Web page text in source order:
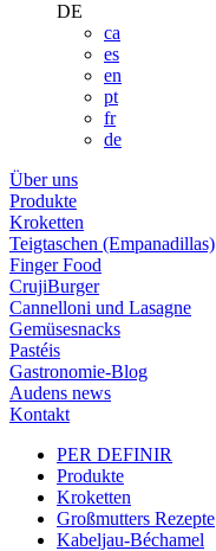
DE
ca
es
en
pt
fr
de
Über uns
Produkte
Kroketten
Teigtaschen (Empanadillas)
Finger Food
CrujiBurger
Cannelloni und Lasagne
Gemüsesnacks
Pastéis
Gastronomie-Blog
Audens news
Kontakt
PER DEFINIR
Produkte
Kroketten
Großmutters Rezepte
Kabeljau-Béchamel